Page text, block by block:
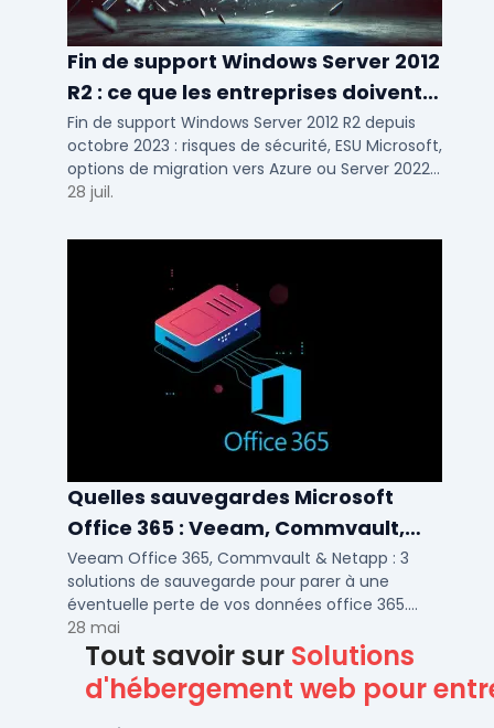
Fin de support Windows Server 2012
R2 : ce que les entreprises doivent
savoir
Fin de support Windows Server 2012 R2 depuis
octobre 2023 : risques de sécurité, ESU Microsoft,
options de migration vers Azure ou Server 2022
pour TPE, PME et ETI.
28 juil.
Quelles sauvegardes Microsoft
Office 365 : Veeam, Commvault,
Netapp
Veeam Office 365, Commvault & Netapp : 3
solutions de sauvegarde pour parer à une
éventuelle perte de vos données office 365.
Voici notre ...
28 mai
Tout savoir sur Solutions
d'hébergement web pour